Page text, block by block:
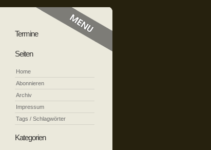
Termine
Seiten
Home
Abonnieren
Archiv
Impressum
Tags / Schlagwörter
Kategorien